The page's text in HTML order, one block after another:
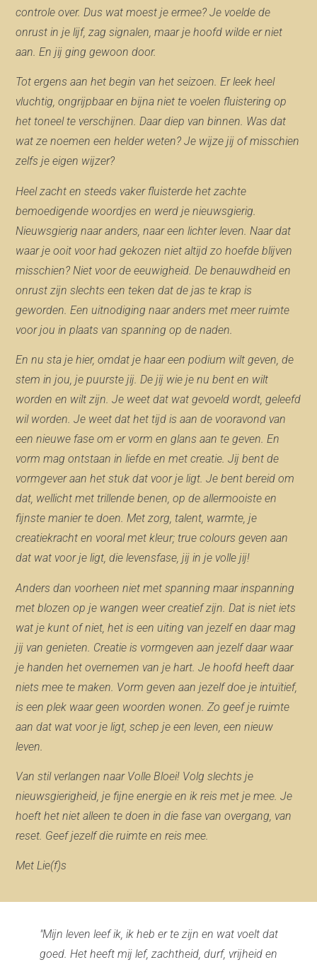
controle over. Dus wat moest je ermee? Je voelde de
onrust in je lijf, zag signalen, maar je hoofd wilde er niet
aan. En jij ging gewoon door.
Tot ergens aan het begin van het seizoen. Er leek heel
vluchtig, ongrijpbaar en bijna niet te voelen fluistering op
het toneel te verschijnen. Daar diep van binnen. Was dat
wat ze noemen een helder weten? Je wijze jij of misschien
zelfs je eigen wijzer?
Heel zacht en steeds vaker fluisterde het zachte
bemoedigende woordjes en werd je nieuwsgierig.
Nieuwsgierig naar anders, naar een lichter leven. Naar dat
waar je ooit voor had gekozen niet altijd zo hoefde blijven
misschien? Niet voor de eeuwigheid. De benauwdheid en
onrust zijn slechts een teken dat de jas te krap is
geworden. Een uitnodiging naar anders met meer ruimte
voor jou in plaats van spanning op de naden.
En nu sta je hier, omdat je haar een podium wilt geven, de
stem in jou, je puurste jij. De jij wie je nu bent en wilt
worden en wilt zijn. Je weet dat wat gevoeld wordt, geleefd
wil worden. Je weet dat het tijd is aan de vooravond van
een nieuwe fase om er vorm en glans aan te geven. En
vorm mag ontstaan in liefde en met creatie. Jij bent de
vormgever aan het stuk dat voor je ligt. Je bent bereid om
dat, wellicht met trillende benen, op de allermooiste en
fijnste manier te doen. Met zorg, talent, warmte, je
creatiekracht en vooral met kleur; true colours geven aan
dat wat voor je ligt, die levensfase, jij in je volle jij!
Anders dan voorheen niet met spanning maar inspanning
met blozen op je wangen weer creatief zijn. Dat is niet iets
wat je kunt of niet, het is een uiting van jezelf en daar mag
jij van genieten. Creatie is vormgeven aan jezelf daar waar
je handen het overnemen van je hart. Je hoofd heeft daar
niets mee te maken. Vorm geven aan jezelf doe je intuïtief,
is een plek waar geen woorden wonen. Zo geef je ruimte
aan dat wat voor je ligt, schep je een leven, een nieuw
leven.
Van stil verlangen naar Volle Bloei! Volg slechts je
nieuwsgierigheid, je fijne energie en ik reis met je mee. Je
hoeft het niet alleen te doen in die fase van overgang, van
reset. Geef jezelf die ruimte en reis mee.
Met Lie(f)s
"Mijn leven leef ik, ik heb er te zijn en wat voelt dat
goed. Het heeft mij lef, zachtheid, durf, vrijheid en